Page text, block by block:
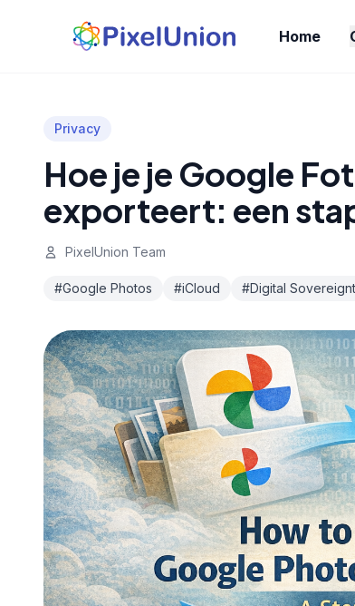
Home
Privacy
Hoe je je Google
exporteert: een
PixelUnion Team
#Google Photos #iCloud #Digital